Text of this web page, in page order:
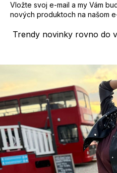
Trendy novinky rovno do
Vložte svoj e-mail a my Vám
nových produktoch na našom